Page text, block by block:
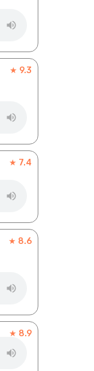
★ 9.3
★ 7.4
★ 8.6
★ 8.9